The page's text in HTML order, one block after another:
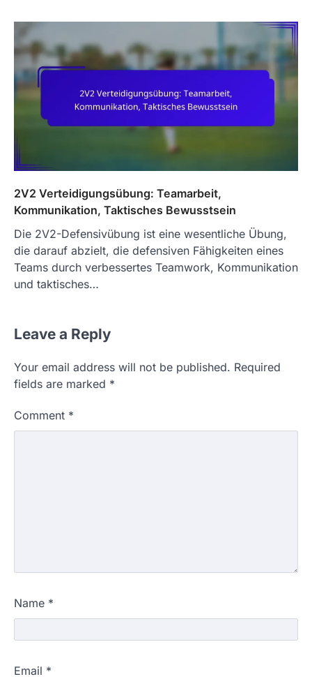
2V2 Verteidigungsübung: Teamarbeit,
Kommunikation, Taktisches Bewusstsein
Die 2V2-Defensivübung ist eine wesentliche Übung,
die darauf abzielt, die defensiven Fähigkeiten eines
Teams durch verbessertes Teamwork, Kommunikation
und taktisches…
Leave a Reply
Your email address will not be published. Required
fields are marked *
Comment *
Name *
Email *